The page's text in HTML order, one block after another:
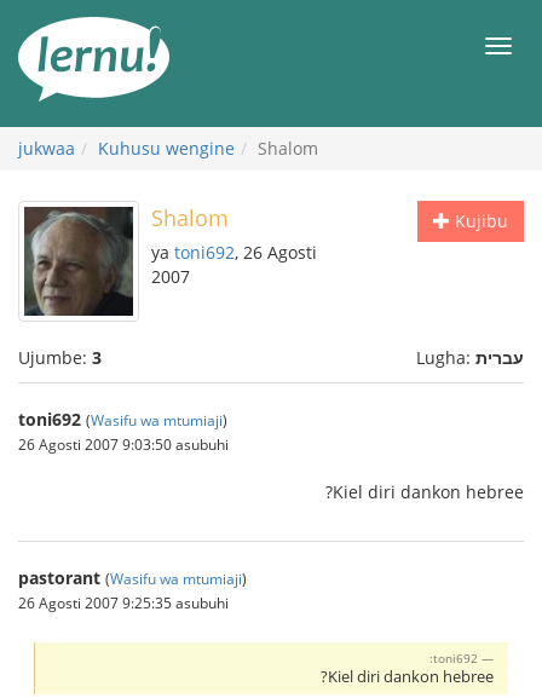
maudhui
jukwaa Kuhusu wengine Shalom
Kujibu
Shalom
ya toni692, 26 Agosti
2007
Ujumbe: 3 Lugha: עברית
toni692 (Wasifu wa mtumiaji)
26 Agosti 2007 9:03:50 asubuhi
Kiel diri dankon hebree?
pastorant (Wasifu wa mtumiaji)
26 Agosti 2007 9:25:35 asubuhi
toni692:
Kiel diri dankon hebree?